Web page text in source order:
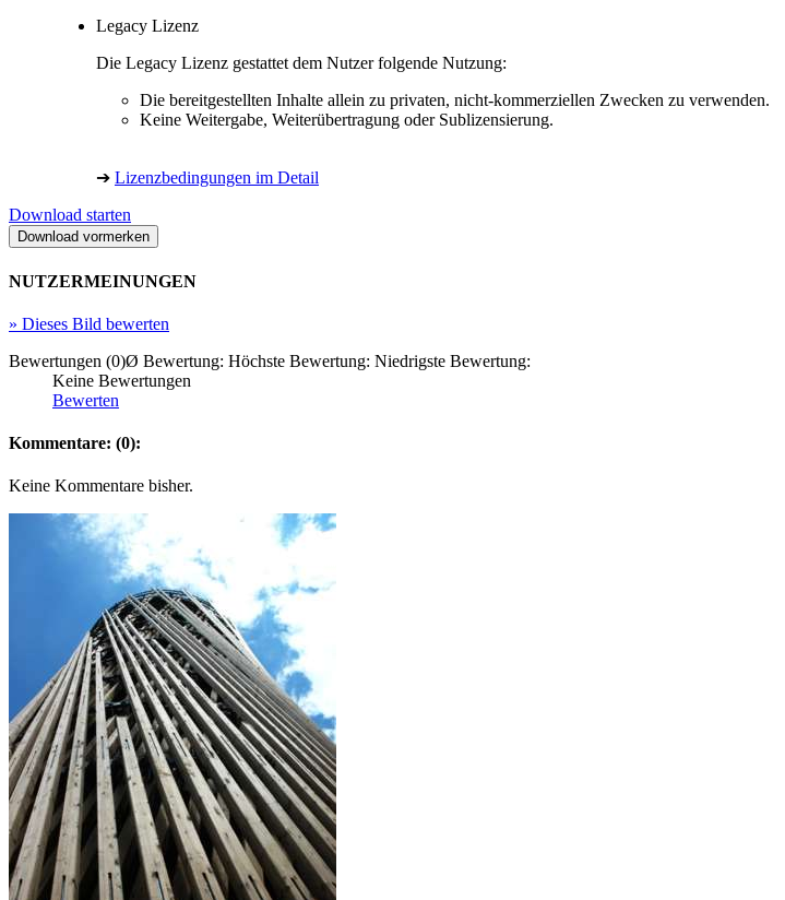
Legacy Lizenz
Die Legacy Lizenz gestattet dem Nutzer folgende Nutzung:
Die bereitgestellten Inhalte allein zu privaten, nicht-kommerziellen Zwecken zu verwenden.
Keine Weitergabe, Weiterübertragung oder Sublizensierung.
➔ Lizenzbedingungen im Detail
Download starten
NUTZERMEINUNGEN
» Dieses Bild bewerten
Bewertungen (0)Ø Bewertung: Höchste Bewertung: Niedrigste Bewertung:
Keine Bewertungen
Bewerten
Kommentare: (0):
Keine Kommentare bisher.